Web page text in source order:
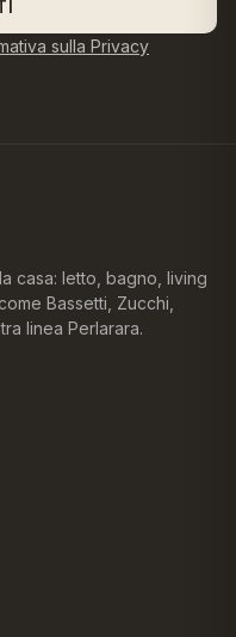
sulla Privacy
casa: letto, bagno, living
Bassetti, Zucchi,
linea Perlarara.